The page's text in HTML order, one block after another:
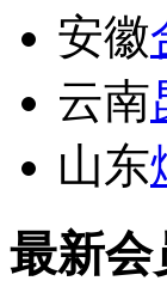
安徽
云南
山东
最新会